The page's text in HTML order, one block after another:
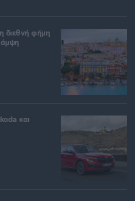
διεθνή φήμη
και